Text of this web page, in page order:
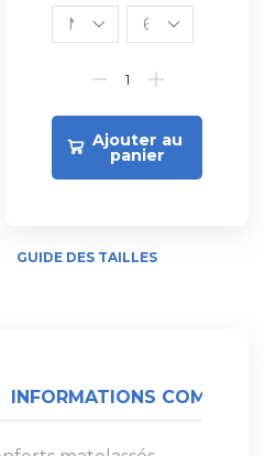
Ajouter au
panier
GUIDE DES TAILLES
INFORMATIONS